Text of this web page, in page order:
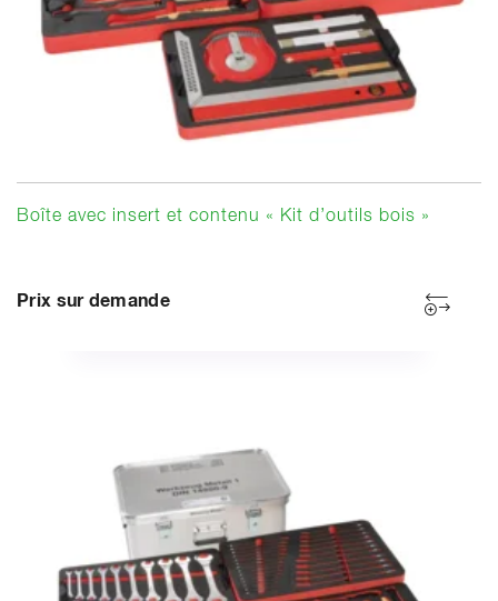
Boîte avec insert et contenu « Kit d’outils bois »
Prix sur demande